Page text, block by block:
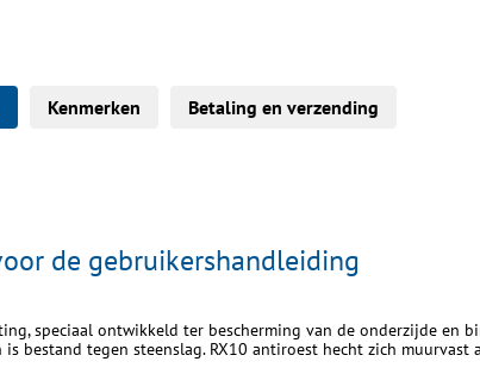
Kenmerken Betaling en verzending
de gebruikershandleiding
speciaal ontwikkeld ter bescherming van de onderzijde en
is bestand tegen steenslag. RX10 antiroest hecht zich muurvast